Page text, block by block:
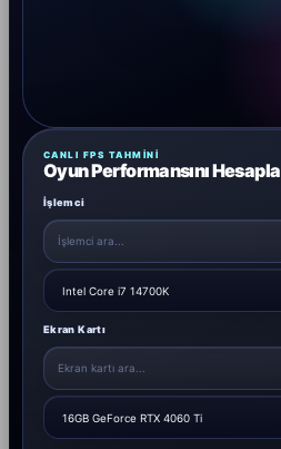
CANLI FPS TAHMINI
Oyun Performansını Hesapla
İşlemci
Ekran Kartı